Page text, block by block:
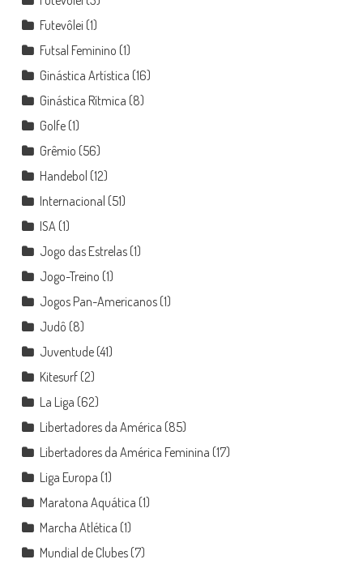
Futevôlei (1)
Futsal Feminino (1)
Ginástica Artística (16)
Ginástica Rítmica (8)
Golfe(1)
Grêmio (56)
Handebol (12)
Internacional (51)
ISA (1)
Jogo das Estrelas(1)
Jogo-Treino (1)
Jogos Pan-Americanos(1)
Judô (8)
Juventude(41)
Kitesurf(2)
La Liga (62)
Libertadores da América (85)
Libertadores da América Feminina (17)
Liga Europa (1)
Maratona Aquática (1)
Marcha Atlética (1)
Mundial de Clubes(7)